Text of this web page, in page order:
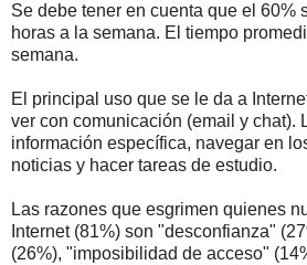
Se debe tener en cuenta que el 60%
horas a la semana. El tiempo
semana.
El principal uso que se le da a
ver con comunicación (email y chat).
información específica, navegar en
noticias y hacer tareas de estudio.
Las razones que esgrimen quienes
Internet (81%) son "desconfianza"
(26%), "imposibilidad de acceso"